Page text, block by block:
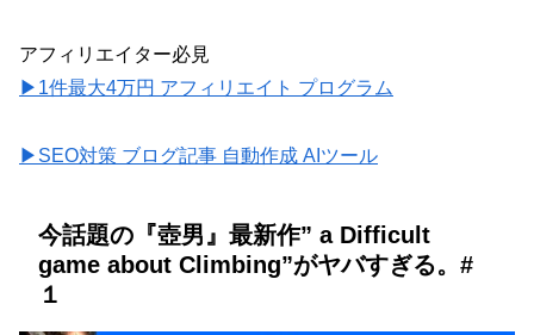
アフィリエイター必見
▶1件最大4万円 アフィリエイト プログラム
▶SEO対策 ブログ記事 自動作成 AIツール
今話題の『壺男』最新作” a Difficult
game about Climbing”がヤバすぎる。#
１